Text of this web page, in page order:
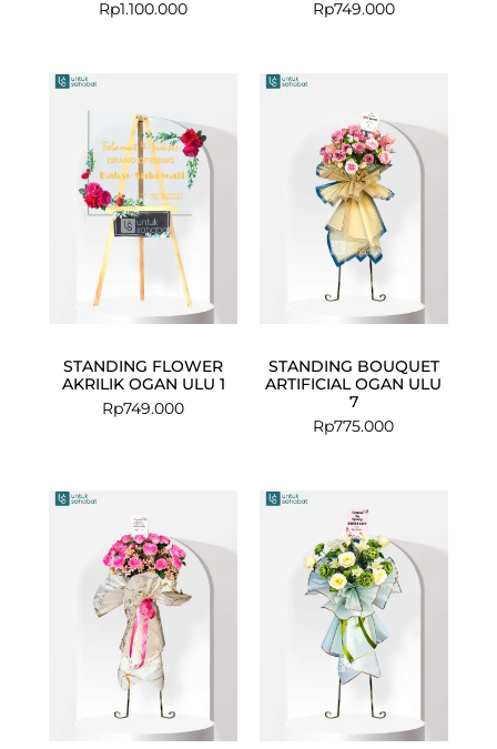
Rp1.100.000
Rp749.000
STANDING FLOWER
AKRILIK OGAN ULU 1
Rp749.000
STANDING BOUQUET
ARTIFICIAL OGAN ULU
7
Rp775.000